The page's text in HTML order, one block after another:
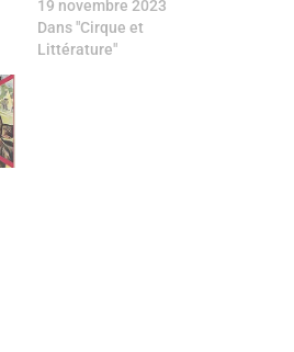
19 novembre 2023
Dans "Cirque et
Littérature"